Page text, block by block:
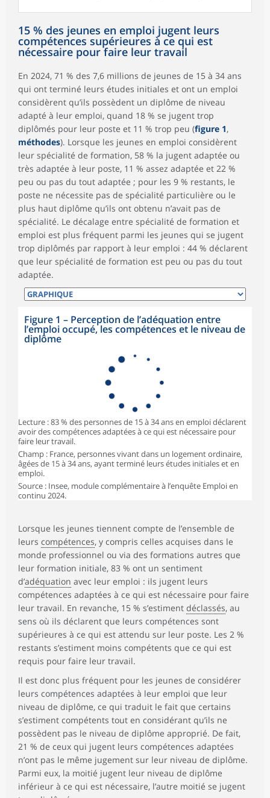
15 % des jeunes en emploi jugent leurs
compétences supérieures à ce qui est
nécessaire pour faire leur travail
En 2024, 71 % des 7,6 millions de jeunes de 15 à 34 ans
qui ont terminé leurs études initiales et ont un emploi
considèrent qu’ils possèdent un diplôme de niveau
adapté à leur emploi, quand 18 % se jugent trop
diplômés pour leur poste et 11 % trop peu (figure 1,
méthodes). Lorsque les jeunes en emploi considèrent
leur spécialité de formation, 58 % la jugent adaptée ou
très adaptée à leur poste, 11 % assez adaptée et 22 %
peu ou pas du tout adaptée ; pour les 9 % restants, le
poste ne nécessite pas de spécialité particulière ou le
plus haut diplôme qu’ils ont obtenu n’avait pas de
spécialité. Le décalage entre spécialité de formation et
emploi est plus fréquent parmi les jeunes qui se jugent
trop diplômés par rapport à leur emploi : 44 % déclarent
que leur spécialité de formation est peu ou pas du tout
adaptée.
Figure 1 – Perception de l’adéquation entre
l’emploi occupé, les compétences et le niveau de
diplôme
Lecture : 83 % des personnes de 15 à 34 ans en emploi déclarent
avoir des compétences adaptées à ce qui est nécessaire pour
faire leur travail.
Champ : France, personnes vivant dans un logement ordinaire,
âgées de 15 à 34 ans, ayant terminé leurs études initiales et en
emploi.
Source : Insee, module complémentaire à l’enquête Emploi en
continu 2024.
Lorsque les jeunes tiennent compte de l’ensemble de
leurs compétences, y compris celles acquises dans le
monde professionnel ou via des formations autres que
leur formation initiale, 83 % ont un sentiment
d’adéquation avec leur emploi : ils jugent leurs
compétences adaptées à ce qui est nécessaire pour faire
leur travail. En revanche, 15 % s’estiment déclassés, au
sens où ils déclarent que leurs compétences sont
supérieures à ce qui est attendu sur leur poste. Les 2 %
restants s’estiment moins compétents que ce qui est
requis pour faire leur travail.
Il est donc plus fréquent pour les jeunes de considérer
leurs compétences adaptées à leur emploi que leur
niveau de diplôme, ce qui traduit le fait que certains
s’estiment compétents tout en considérant qu’ils ne
possèdent pas le niveau de diplôme approprié. De fait,
21 % de ceux qui jugent leurs compétences adaptées
n’ont pas le même jugement sur leur niveau de diplôme.
Parmi eux, la moitié jugent leur niveau de diplôme
inférieur à ce qui est nécessaire, l’autre moitié se jugent